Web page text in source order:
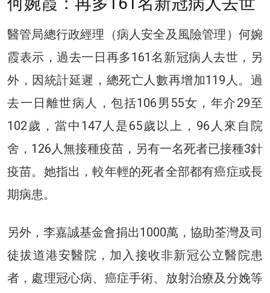
醫管局總行政經理（病人安全及風險管理）何婉
霞表示，過去一日再多161名新冠病人去世，另
外，因統計延遲，總死亡人數再增加119人。過
去一日離世病人，包括106男55女，年介29至
102歲，當中147人是65歲以上，96人來自院
舍，126人無接種疫苗，另有一名死者已接種3針
疫苗。她指出，較年輕的死者全部都有癌症或長
期病患。
另外，李嘉誠基金會捐出1000萬，協助荃灣及司
徒拔道港安醫院，加入接收非新冠公立醫院患
者，處理冠心病、癌症手術、放射治療及分娩等